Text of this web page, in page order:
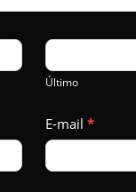
Último
E-mail*